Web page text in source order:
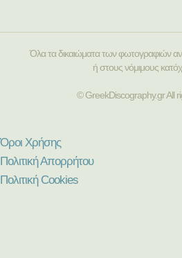
Όλα τα δικαιώματα των φωτογραφιών
ή στους νόμιμους
© GreekDiscography.gr All
Όροι Χρήσης
Πολιτική Απορρήτου
Πολιτική Cookies